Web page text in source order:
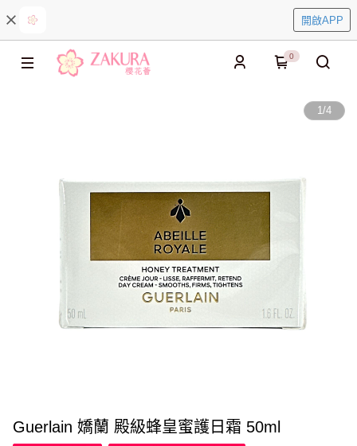
開啟APP
0
1/4
Guerlain 嬌蘭 殿級蜂皇蜜護日霜 50ml